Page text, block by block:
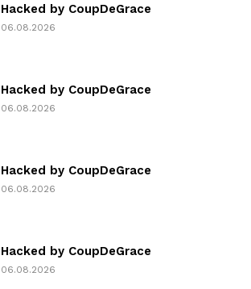
Hacked by CoupDeGrace
06.08.2026
Hacked by CoupDeGrace
06.08.2026
Hacked by CoupDeGrace
06.08.2026
Hacked by CoupDeGrace
06.08.2026